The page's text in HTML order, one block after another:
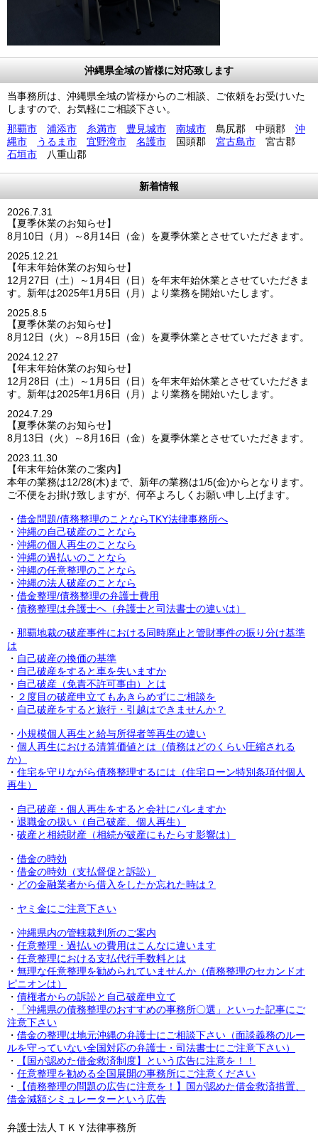
沖縄県全域の皆様に対応致します
当事務所は、沖縄県全域の皆様からのご相談、ご依頼をお受けいた
しますので、お気軽にご相談下さい。
那覇市
浦添市 糸満市 豊見城市 南城市 島尻郡 中頭郡 沖
縄市
うるま市 宜野湾市 名護市 国頭郡 宮古島市 宮古郡
石垣市 八重山郡
新着情報
2026.7.31
【夏季休業のお知らせ】
8月10日（月）～8月14日（金）を夏季休業とさせていただきます。
2025.12.21
【年末年始休業のお知らせ】
12月27日（土）～1月4日（日）を年末年始休業とさせていただきま
す。新年は2025年1月5日（月）より業務を開始いたします。
2025.8.5
【夏季休業のお知らせ】
8月12日（火）～8月15日（金）を夏季休業とさせていただきます。
2024.12.27
【年末年始休業のお知らせ】
12月28日（土）～1月5日（日）を年末年始休業とさせていただきま
す。新年は2025年1月6日（月）より業務を開始いたします。
2024.7.29
【夏季休業のお知らせ】
8月13日（火）～8月16日（金）を夏季休業とさせていただきます。
2023.11.30
【年末年始休業のご案内】
本年の業務は12/28(木)まで、新年の業務は1/5(金)からとなります。
ご不便をお掛け致しますが、何卒よろしくお願い申し上げます。
・ 借金問題/債務整理のことならTKY法律事務所へ
・ 沖縄の自己破産のことなら
・ 沖縄の個人再生のことなら
・ 沖縄の過払いのことなら
・ 沖縄の任意整理のことなら
・ 沖縄の法人破産のことなら
・ 借金整理/債務整理の弁護士費用
・ 債務整理は弁護士へ（弁護士と司法書士の違いは）
・ 那覇地裁の破産事件における同時廃止と管財事件の振り分け基準
は
・ 自己破産の換価の基準
・ 自己破産をすると車を失いますか
・ 自己破産（免責不許可事由）とは
・ ２度目の破産申立てもあきらめずにご相談を
・ 自己破産をすると旅行・引越はできませんか？
・ 小規模個人再生と給与所得者等再生の違い
・ 個人再生における清算価値とは（債務はどのくらい圧縮される
か）
・ 住宅を守りながら債務整理するには（住宅ローン特別条項付個人
再生）
・ 自己破産・個人再生をすると会社にバレますか
・ 退職金の扱い（自己破産、個人再生）
・ 破産と相続財産（相続が破産にもたらす影響は）
・ 借金の時効
・ 借金の時効（支払督促と訴訟）
・ どの金融業者から借入をしたか忘れた時は？
・ ヤミ金にご注意下さい
・ 沖縄県内の管轄裁判所のご案内
・ 任意整理・過払いの費用はこんなに違います
・ 任意整理における支払代行手数料とは
・ 無理な任意整理を勧められていませんか（債務整理のセカンドオ
ピニオンは）
・ 債権者からの訴訟と自己破産申立て
・
「沖縄県の債務整理のおすすめの事務所〇選」といった記事にご
注意下さい
・ 借金の整理は地元沖縄の弁護士にご相談下さい（面談義務のルー
ルを守っていない全国対応の弁護士・司法書士にご注意下さい）
・
【国が認めた借金救済制度】という広告に注意を！！
・ 任意整理を勧める全国展開の事務所にご注意ください
・
【債務整理の問題の広告に注意を！】国が認めた借金救済措置、
借金減額シミュレーターという広告
弁護士法人ＴＫＹ法律事務所